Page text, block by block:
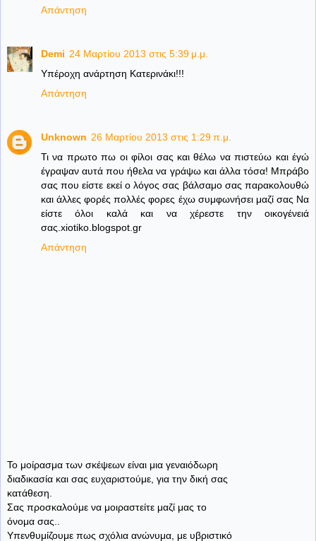
Απάντηση
Demi 24 Μαρτίου 2013 στις 5:39 μ.μ.
Υπέροχη ανάρτηση Κατερινάκι!!!
Απάντηση
Unknown 26 Μαρτίου 2013 στις 1:29 π.μ.
Τι να πρωτο πω οι φίλοι σας και θέλω να πιστεύω και έγώ
έγραψαν αυτά που ήθελα να γράψω και άλλα τόσα! Μπράβο
σας που είστε εκεί ο λόγος σας βάλσαμο σας παρακολουθώ
και άλλες φορές πολλές φορες έχω συμφωνήσει μαζί σας Να
είστε όλοι καλά και να χέρεστε την οικογένειά
σας.xiotiko.blogspot.gr
Απάντηση
Το μοίρασμα των σκέψεων είναι μια γεναιόδωρη
διαδικασία και σας ευχαριστούμε, για την δική σας
κατάθεση.
Σας προσκαλούμε να μοιραστείτε μαζί μας το
όνομα σας..
Υπενθυμίζουμε πως σχόλια ανώνυμα, με υβριστικό